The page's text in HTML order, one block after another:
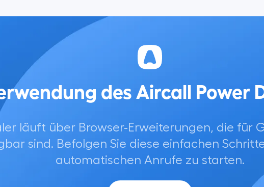
des Aircall Power
läuft über Browser-Erweiterungen, die für
sind. Befolgen Sie diese einfachen
automatischen Anrufe zu starten.